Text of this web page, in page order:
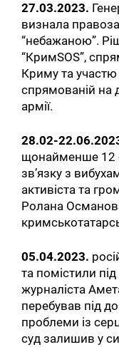
27.03.2023.
визнала
“небажаною”.
“КримSOS”,
Криму та участю
спрямованій на
армії.
28.02-
щонайменше 12
зв’язку з
активіста та
Ролана
05.04.2023.
та помістили
журналіста
перебував під
проблеми із
суд залишив у